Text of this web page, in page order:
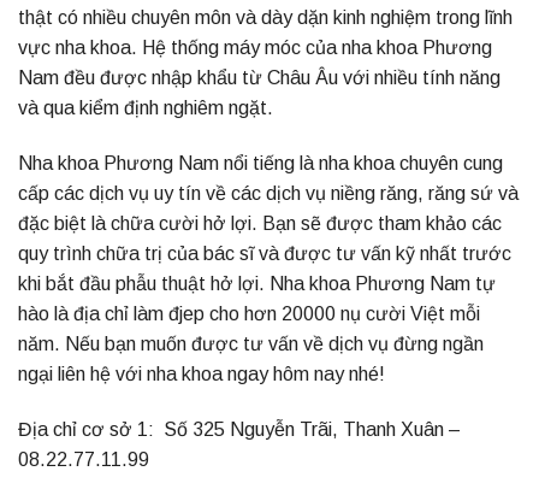
thật có nhiều chuyên môn và dày dặn kinh nghiệm trong lĩnh
vực nha khoa. Hệ thống máy móc của nha khoa Phương
Nam đều được nhập khẩu từ Châu Âu với nhiều tính năng
và qua kiểm định nghiêm ngặt.
Nha khoa Phương Nam nổi tiếng là nha khoa chuyên cung
cấp các dịch vụ uy tín về các dịch vụ niềng răng, răng sứ và
đặc biệt là chữa cười hở lợi. Bạn sẽ được tham khảo các
quy trình chữa trị của bác sĩ và được tư vấn kỹ nhất trước
khi bắt đầu phẫu thuật hở lợi. Nha khoa Phương Nam tự
hào là địa chỉ làm đjep cho hơn 20000 nụ cười Việt mỗi
năm. Nếu bạn muốn được tư vấn về dịch vụ đừng ngần
ngại liên hệ với nha khoa ngay hôm nay nhé!
Địa chỉ cơ sở 1: Số 325 Nguyễn Trãi, Thanh Xuân –
08.22.77.11.99